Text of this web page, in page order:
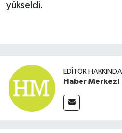
yükseldi.
EDITÖR HAKKINDA
Haber Merkezi